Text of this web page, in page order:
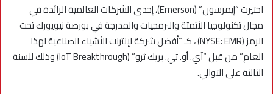
اختيرت “إيمرسون” (Emerson)، إحدى الشركات العالمية الرائدة في
مجال تكنولوجيا الأتمتة والبرمجيات والمدرجة في بورصة نيويورك تحت
الرمز (NYSE: EMR) ، كـ “أفضل شركة لإنترنت الأشياء الصناعية لهذا
العام” من قبل “آي. أو. تي. بريك ثرو” (IoT Breakthrough) وذلك للسنة
الثالثة على التوالي.